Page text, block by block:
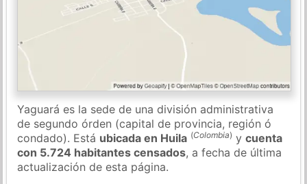
Yaguará es la sede de una división administrativa
de segundo órden (capital de provincia, región ó
condado). Está ubicada en Huila (Colombia) ycuenta
con 5.724 habitantes censados, a fecha de última
actualización de esta página.